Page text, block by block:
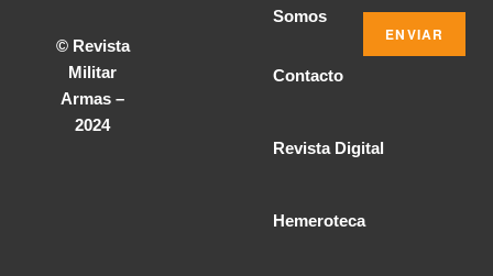
© Revista
Militar
Armas –
2024
Somos
Contacto
Revista Digital
Hemeroteca